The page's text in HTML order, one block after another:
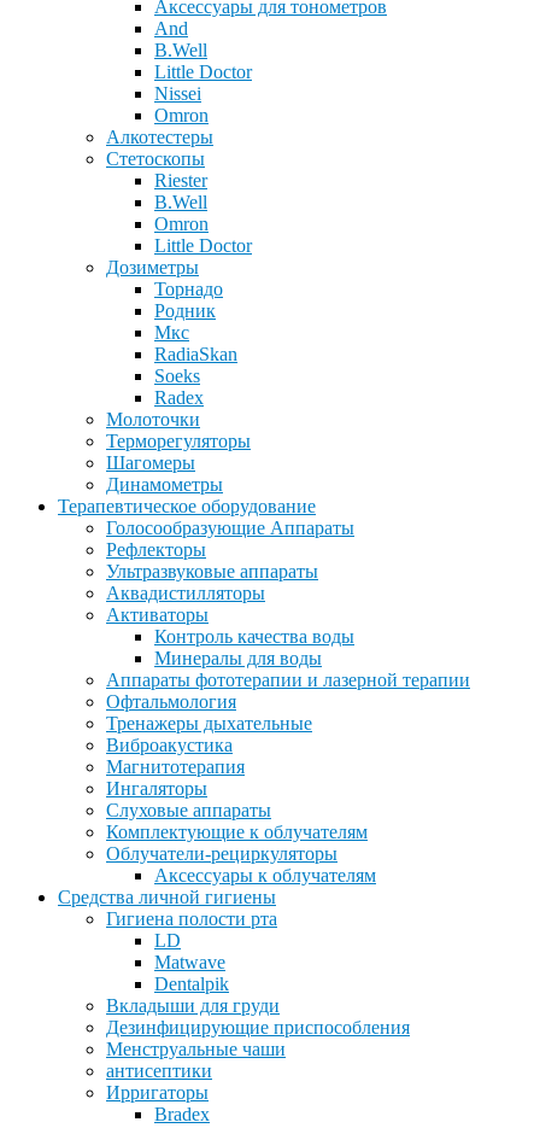
Аксессуары для тонометров
And
B.Well
Little Doctor
Nissei
Omron
Алкотестеры
Стетоскопы
Riester
B.Well
Omron
Little Doctor
Дозиметры
Торнадо
Родник
Мкс
RadiaSkan
Soeks
Radex
Молоточки
Терморегуляторы
Шагомеры
Динамометры
Терапевтическое оборудование
Голосообразующие Аппараты
Рефлекторы
Ультразвуковые аппараты
Аквадистилляторы
Активаторы
Контроль качества воды
Минералы для воды
Аппараты фототерапии и лазерной терапии
Офтальмология
Тренажеры дыхательные
Виброакустика
Магнитотерапия
Ингаляторы
Слуховые аппараты
Комплектующие к облучателям
Облучатели-рециркуляторы
Аксессуары к облучателям
Средства личной гигиены
Гигиена полости рта
LD
Matwave
Dentalpik
Вкладыши для груди
Дезинфицирующие приспособления
Менструальные чаши
антисептики
Ирригаторы
Bradex